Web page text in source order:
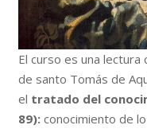
El curso es una lectura
de santo Tomás de
el tratado del
89):conocimiento de